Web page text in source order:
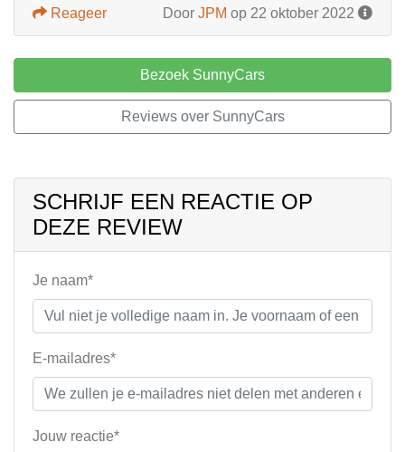
Door JPM op 22 oktober 2022
Reageer
Bezoek SunnyCars
Reviews over SunnyCars
SCHRIJF EEN REACTIE OP
DEZE REVIEW
Je naam*
E-mailadres*
Jouw reactie*